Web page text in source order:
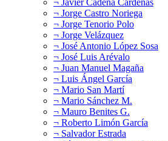
¬ Jorge Castro Noriega
¬ Jorge Tenorio Polo
¬ Jorge Velázquez
¬ José Antonio López Sosa
¬ José Luis Arévalo
¬ Juan Manuel Magaña
¬ Luis Ángel García
¬ Mario San Martí
¬ Mario Sánchez M.
¬ Mauro Benites G.
¬ Roberto Limón García
¬ Salvador Estrada